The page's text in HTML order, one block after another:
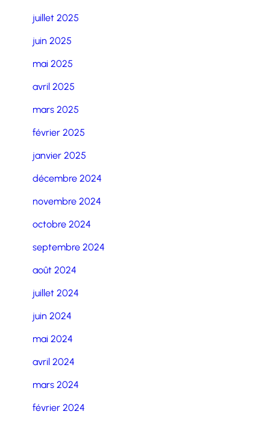
juillet 2025
juin 2025
mai 2025
avril 2025
mars 2025
février 2025
janvier 2025
décembre 2024
novembre 2024
octobre 2024
septembre 2024
août 2024
juillet 2024
juin 2024
mai 2024
avril 2024
mars 2024
février 2024